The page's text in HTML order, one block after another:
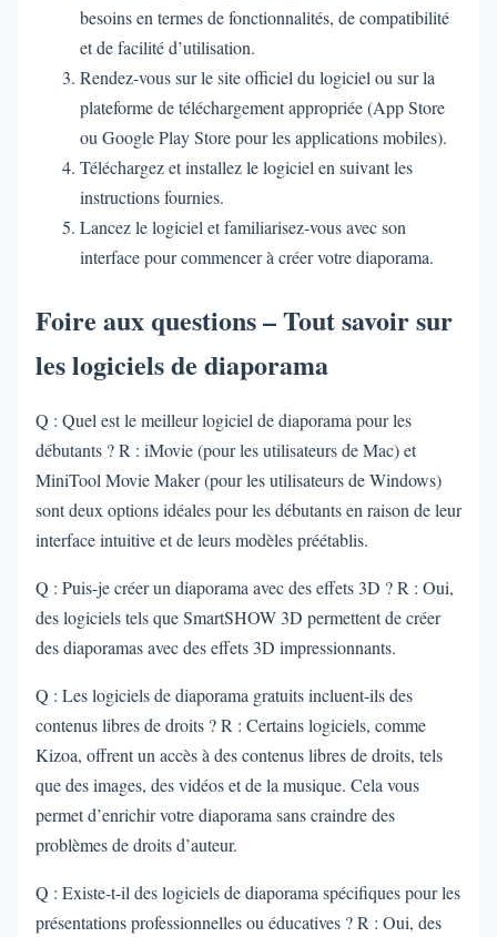
besoins en termes de fonctionnalités, de compatibilité
et de facilité d’utilisation.
Rendez-vous sur le site officiel du logiciel ou sur la
plateforme de téléchargement appropriée (App Store
ou Google Play Store pour les applications mobiles).
Téléchargez et installez le logiciel en suivant les
instructions fournies.
Lancez le logiciel et familiarisez-vous avec son
interface pour commencer à créer votre diaporama.
Foire aux questions – Tout savoir sur
les logiciels de diaporama
Q : Quel est le meilleur logiciel de diaporama pour les
débutants ? R : iMovie (pour les utilisateurs de Mac) et
MiniTool Movie Maker (pour les utilisateurs de Windows)
sont deux options idéales pour les débutants en raison de leur
interface intuitive et de leurs modèles préétablis.
Q : Puis-je créer un diaporama avec des effets 3D ? R : Oui,
des logiciels tels que SmartSHOW 3D permettent de créer
des diaporamas avec des effets 3D impressionnants.
Q : Les logiciels de diaporama gratuits incluent-ils des
contenus libres de droits ? R : Certains logiciels, comme
Kizoa, offrent un accès à des contenus libres de droits, tels
que des images, des vidéos et de la musique. Cela vous
permet d’enrichir votre diaporama sans craindre des
problèmes de droits d’auteur.
Q : Existe-t-il des logiciels de diaporama spécifiques pour les
présentations professionnelles ou éducatives ? R : Oui, des